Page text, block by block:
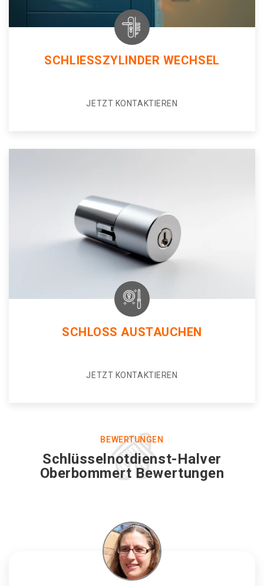
SCHLIESSZYLINDER WECHSEL
JETZT KONTAKTIEREN
SCHLOSS AUSTAUCHEN
JETZT KONTAKTIEREN
BEWERTUNGEN
Schlüsselnotdienst-Halver
Oberbommert Bewertungen